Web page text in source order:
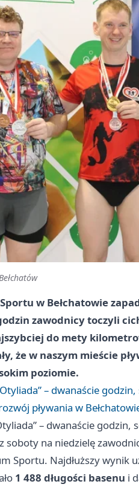
w Bełchatowie
zawodnicy toczyli
do mety
że w naszym mieście
poziomie.
– dwanaście godzin,
pływania w
– dwanaście godzin,
soboty na niedzielę
Sportu. Najdłuższy wynik
1 488 długości basenu i